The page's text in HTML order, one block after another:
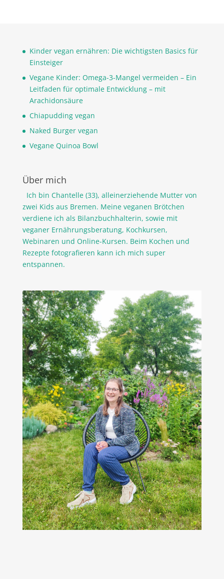
Kinder vegan ernähren: Die wichtigsten Basics für
Einsteiger
Vegane Kinder: Omega-3-Mangel vermeiden – Ein
Leitfaden für optimale Entwicklung – mit
Arachidonsäure
Chiapudding vegan
Naked Burger vegan
Vegane Quinoa Bowl
Über mich
Ich bin Chantelle (33), alleinerziehende Mutter von
zwei Kids aus Bremen. Meine veganen Brötchen
verdiene ich als Bilanzbuchhalterin, sowie mit
veganer Ernährungsberatung, Kochkursen,
Webinaren und Online-Kursen. Beim Kochen und
Rezepte fotografieren kann ich mich super
entspannen.